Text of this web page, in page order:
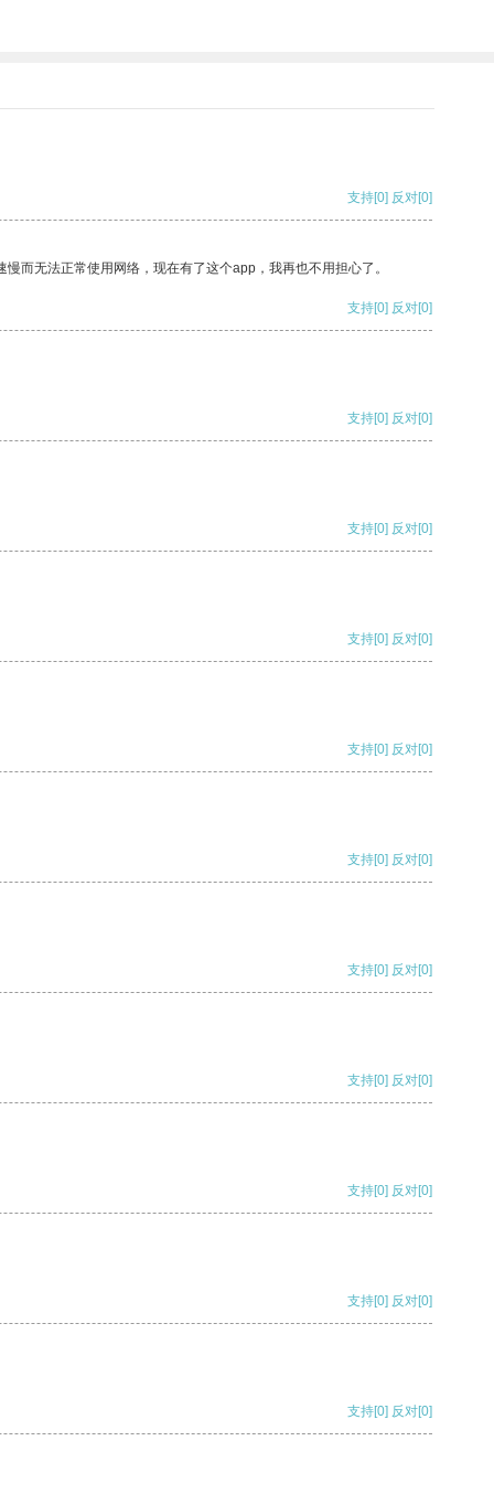
支持[0] 反对[0]
而无法正常使用网络，现在有了这个app，我再也不用担心了。
支持[0] 反对[0]
支持[0] 反对[0]
支持[0] 反对[0]
支持[0] 反对[0]
支持[0] 反对[0]
支持[0] 反对[0]
支持[0] 反对[0]
支持[0] 反对[0]
支持[0] 反对[0]
支持[0] 反对[0]
支持[0] 反对[0]